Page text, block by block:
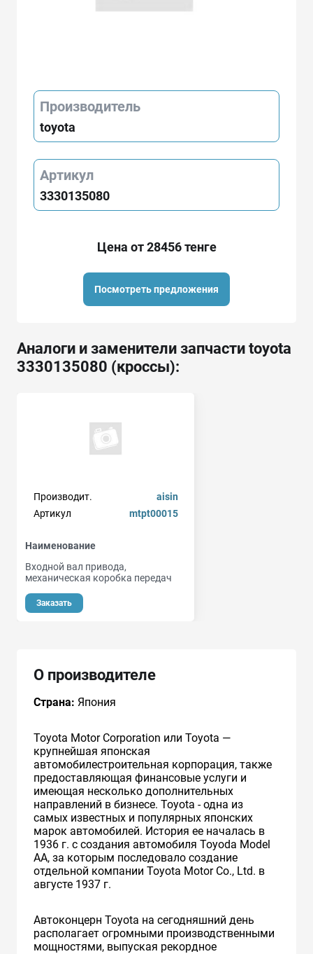
Производитель
toyota
Артикул
3330135080
Цена от 28456 тенге
Посмотреть предложения
Аналоги и заменители запчасти toyota
3330135080 (кроссы):
Производит.
aisin
Артикул
mtpt00015
Наименование
Входной вал привода,
механическая коробка передач
Заказать
О производителе
Страна: Япония
Toyota Motor Corporation или Toyota —
крупнейшая японская
автомобилестроительная корпорация, также
предоставляющая финансовые услуги и
имеющая несколько дополнительных
направлений в бизнесе. Toyota - одна из
самых известных и популярных японских
марок автомобилей. История ее началась в
1936 г. с создания автомобиля Toyoda Model
AA, за которым последовало создание
отдельной компании Toyota Motor Co., Ltd. в
августе 1937 г.
Автоконцерн Toyota на сегодняшний день
располагает огромными производственными
мощностями, выпуская рекордное